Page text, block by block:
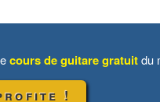
cours de guitare gratuitdu
!